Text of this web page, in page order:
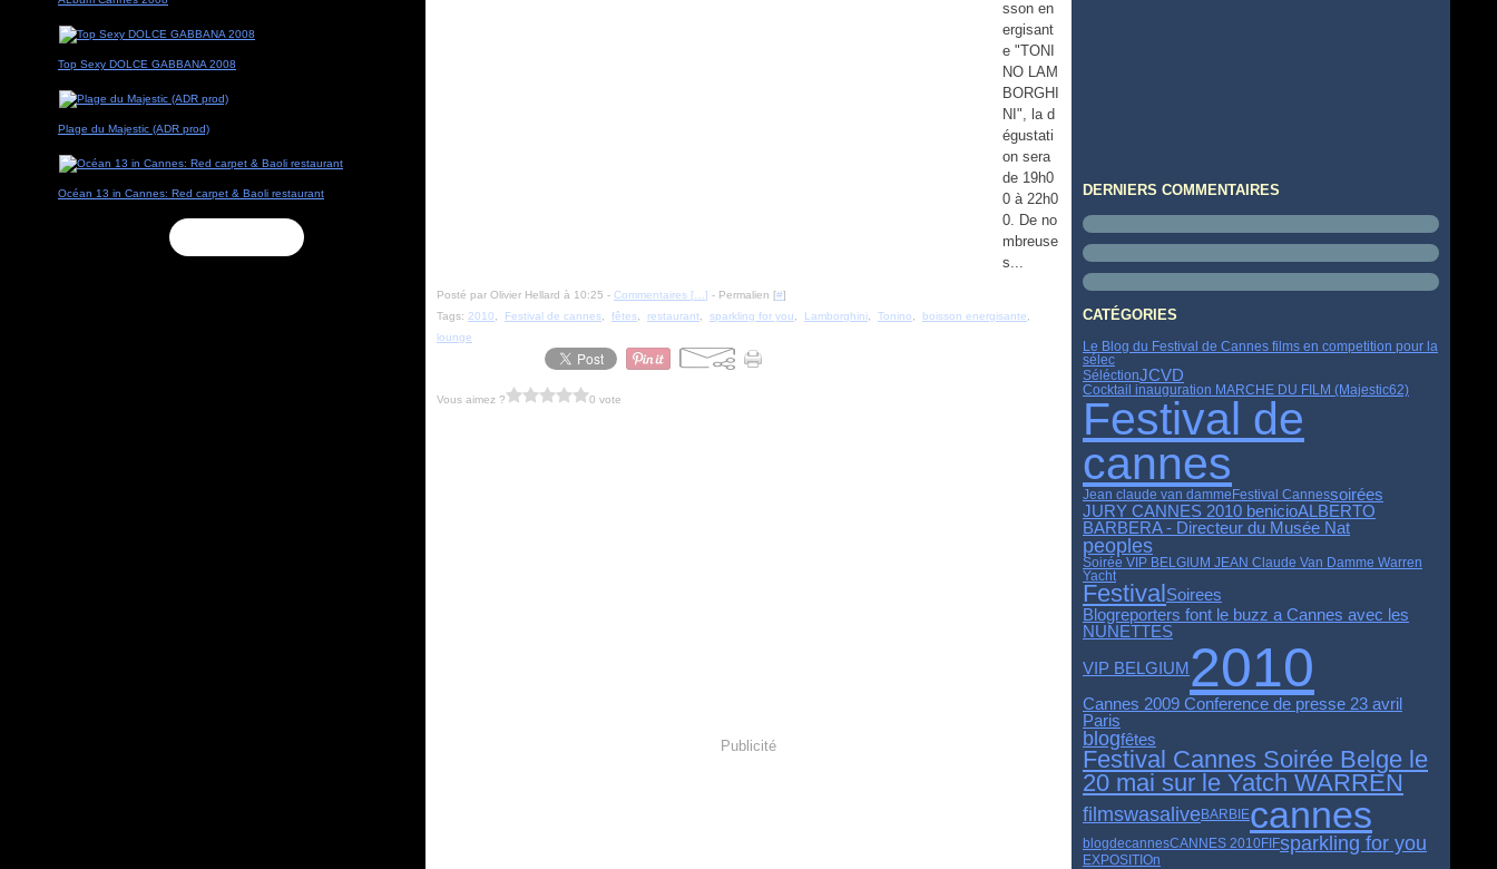
Top Sexy DOLCE GABBANA 2008
Plage du Majestic (ADR prod)
Océan 13 in Cannes: Red carpet & Baoli restaurant
sson en
ergisant
e "TONI
NO LAM
BORGHI
NI", la d
égustati
on sera
de 19h0
0 à 22h0
0. De no
mbreuse
s...
Posté par Olivier Hellard à 10:25 - Commentaires [ ] - Permalien [#]
Tags: 2010 Festival de cannes fêtes restaurant sparkling for you Lamborghini Tonino boisson energisante
lounge
Vous aimez ? 0 vote
Publicité
DERNIERS COMMENTAIRES
CATÉGORIES
Le Blog du Festival de Cannes films en competition pour la
sélec
SéléctionJCVD
Cocktail inauguration MARCHE DU FILM (Majestic62)
Festival de
cannes
Jean claude van dammeFestival Cannessoirées
JURY CANNES 2010 benicioALBERTO
BARBERA - Directeur du Musée Nat
peoples
Soirée VIP BELGIUM JEAN Claude Van Damme Warren
Yacht
Festival Soirees
Blogreporters font le buzz a Cannes avec les
NUNETTES
VIP BELGIUM2010
Cannes 2009 Conference de presse 23 avril
Paris
blogfêtes
Festival Cannes Soirée Belge le
20 mai sur le Yatch WARREN
filmswasaliveBARBIEcannes
blogdecannesCANNES 2010FIFsparkling for you
EXPOSITIOn